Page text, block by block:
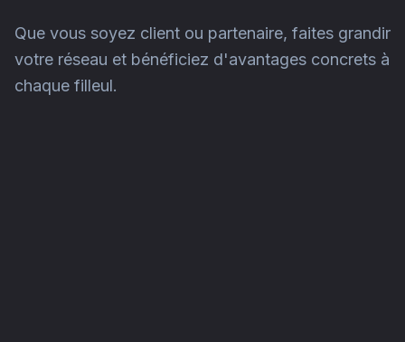
Que vous soyez client ou partenaire, faites grandir
votre réseau et bénéficiez d'avantages concrets à
chaque filleul.